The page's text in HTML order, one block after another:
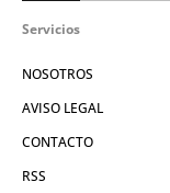
Servicios
NOSOTROS
AVISO LEGAL
CONTACTO
RSS